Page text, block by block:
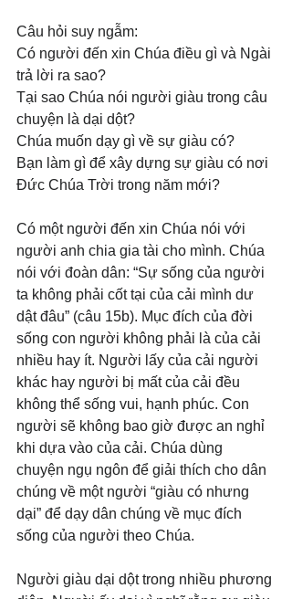
Câu hỏi suy ngẫm:
Có người đến xin Chúa điều gì và Ngài
trả lời ra sao?
Tại sao Chúa nói người giàu trong câu
chuyện là dại dột?
Chúa muốn dạy gì về sự giàu có?
Bạn làm gì để xây dựng sự giàu có nơi
Đức Chúa Trời trong năm mới?
Có một người đến xin Chúa nói với
người anh chia gia tài cho mình. Chúa
nói với đoàn dân: “Sự sống của người
ta không phải cốt tại của cải mình dư
dật đâu” (câu 15b). Mục đích của đời
sống con người không phải là của cải
nhiều hay ít. Người lấy của cải người
khác hay người bị mất của cải đều
không thể sống vui, hạnh phúc. Con
người sẽ không bao giờ được an nghỉ
khi dựa vào của cải. Chúa dùng
chuyện ngụ ngôn để giải thích cho dân
chúng về một người “giàu có nhưng
dại” để dạy dân chúng về mục đích
sống của người theo Chúa.
Người giàu dại dột trong nhiều phương